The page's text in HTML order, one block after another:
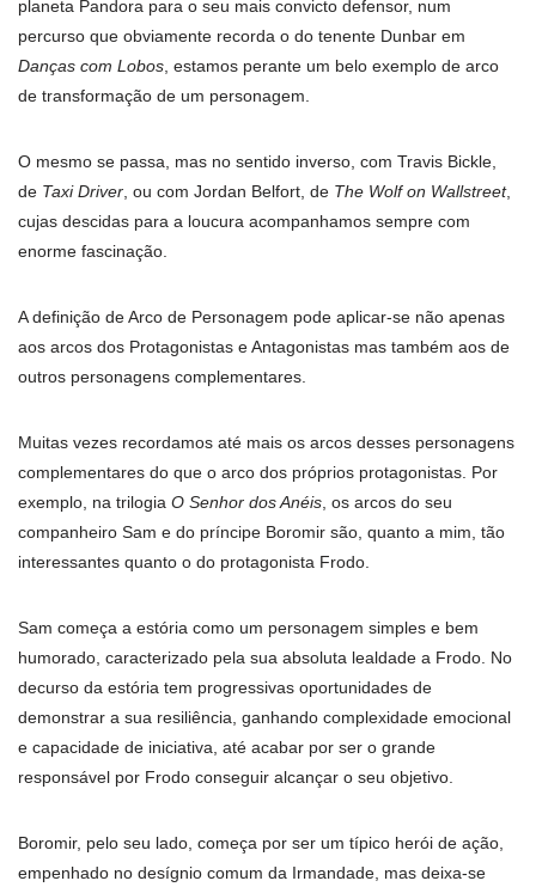
planeta Pandora para o seu mais convicto defensor, num
percurso que obviamente recorda o do tenente Dunbar em
Danças com Lobos , estamos perante um belo exemplo de arco
de transformação de um personagem.
O mesmo se passa, mas no sentido inverso, com Travis Bickle,
de Taxi Driver , ou com Jordan Belfort, de The Wolf on Wallstreet,
cujas descidas para a loucura acompanhamos sempre com
enorme fascinação.
A definição de Arco de Personagem pode aplicar-se não apenas
aos arcos dos Protagonistas e Antagonistas mas também aos de
outros personagens complementares.
Muitas vezes recordamos até mais os arcos desses personagens
complementares do que o arco dos próprios protagonistas. Por
exemplo, na trilogia O Senhor dos Anéis , os arcos do seu
companheiro Sam e do príncipe Boromir são, quanto a mim, tão
interessantes quanto o do protagonista Frodo.
Sam começa a estória como um personagem simples e bem
humorado, caracterizado pela sua absoluta lealdade a Frodo. No
decurso da estória tem progressivas oportunidades de
demonstrar a sua resiliência, ganhando complexidade emocional
e capacidade de iniciativa, até acabar por ser o grande
responsável por Frodo conseguir alcançar o seu objetivo.
Boromir, pelo seu lado, começa por ser um típico herói de ação,
empenhado no desígnio comum da Irmandade, mas deixa-se